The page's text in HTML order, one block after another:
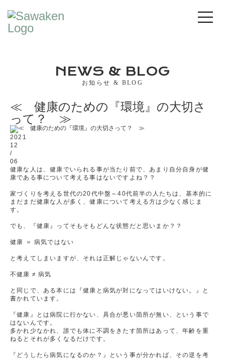
NEWS & BLOG
お知らせ & BLOG
≪ 健康のための『環境』の大切さ
って？ ≫
2021
12
/
06
健康な人は、健康でいられる事が当たり前で、あまり自分自身が健
康である事について考える事はないですよね？？
家づくりを考える世代の20代中盤～40代前半の人たちは、基本的に
まだまだ健康な人が多く、健康について考える方は少なく感じま
す。
でも、『健康』ってそもそもどんな状態だと思いまか？？
健康 ＝ 病気ではない
と考えてしまいますが、それは正解じゃないんです。
不健康 ≠ 病気
と同じで、ある本には『健康と病気が対になってはいけない。』と
書かれています。
『健康』とは病院に行かない、具合が悪い箇所が無い、という事で
はないんです。
多かれ少なかれ、誰でも体に不調をきたす箇所はあって、年齢を重
ねるとそれが多くなるだけです。
『どうしたら病気になるのか？』という事が分かれば、その逆を考